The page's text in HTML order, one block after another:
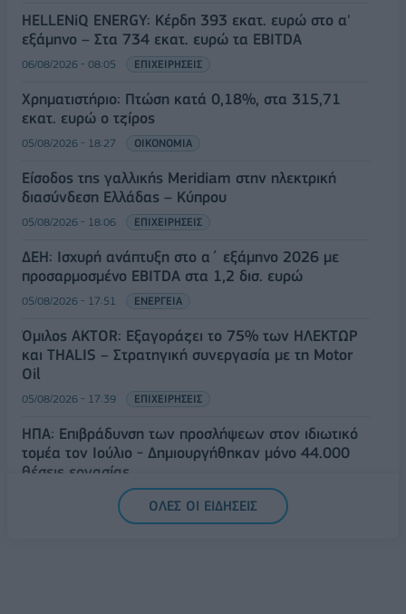
HELLENiQ ENERGY: Κέρδη 393 εκατ. ευρώ στο α'
εξάμηνο – Στα 734 εκατ. ευρώ τα EBITDA
06/08/2026 - 08:05 ΕΠΙΧΕΙΡΗΣΕΙΣ
Χρηματιστήριο: Πτώση κατά 0,18%, στα 315,71
εκατ. ευρώ ο τζίρος
05/08/2026 - 18:27 ΟΙΚΟΝΟΜΙΑ
Είσοδος της γαλλικής Meridiam στην ηλεκτρική
διασύνδεση Ελλάδας – Κύπρου
05/08/2026 - 18:06 ΕΠΙΧΕΙΡΗΣΕΙΣ
ΔΕΗ: Ισχυρή ανάπτυξη στο α΄ εξάμηνο 2026 με
προσαρμοσμένο EBITDA στα 1,2 δισ. ευρώ
05/08/2026 - 17:51 ΕΝΕΡΓΕΙΑ
Όμιλος AKTOR: Εξαγοράζει το 75% των ΗΛΕΚΤΩΡ
και THALIS – Στρατηγική συνεργασία με τη Motor
Oil
05/08/2026 - 17:39 ΕΠΙΧΕΙΡΗΣΕΙΣ
ΗΠΑ: Επιβράδυνση των προσλήψεων στον ιδιωτικό
τομέα τον Ιούλιο - Δημιουργήθηκαν μόνο 44.000
θέσεις εργασίας
ΟΛΕΣ ΟΙ ΕΙΔΗΣΕΙΣ